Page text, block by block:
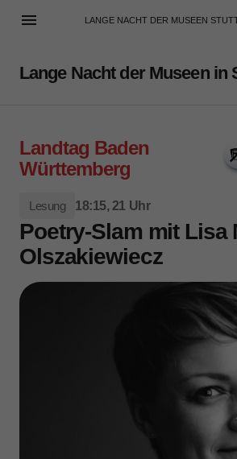
LANGE NACHT DER MUSEEN
Lange Nacht der Museen in
Landtag Baden
Württemberg
Lesung 18:15, 21 Uhr
Poetry-Slam mit Lisa
Olszakiewiecz